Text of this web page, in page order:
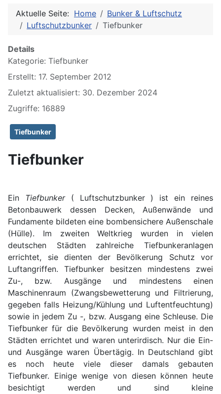
Aktuelle Seite: Home
Bunker & Luftschutz
Luftschutzbunker
Tiefbunker
Details
Kategorie: Tiefbunker
Erstellt: 17. September 2012
Zuletzt aktualisiert: 30. Dezember 2024
Zugriffe: 16889
Tiefbunker
Tiefbunker
Ein Tiefbunker( Luftschutzbunker ) ist ein reines
Betonbauwerk dessen Decken, Außenwände und
Fundamente bildeten eine bombensichere Außenschale
(Hülle). Im zweiten Weltkrieg wurden in vielen
deutschen Städten zahlreiche Tiefbunkeranlagen
errichtet, sie dienten der Bevölkerung Schutz vor
Luftangriffen. Tiefbunker besitzen mindestens zwei
Zu-, bzw. Ausgänge und mindestens einen
Maschinenraum (Zwangsbewetterung und Filtrierung,
gegeben falls Heizung/Kühlung und Luftentfeuchtung)
sowie in jedem Zu -, bzw. Ausgang eine Schleuse. Die
Tiefbunker für die Bevölkerung wurden meist in den
Städten errichtet und waren unterirdisch. Nur die Ein-
und Ausgänge waren Übertägig. In Deutschland gibt
es noch heute viele dieser damals gebauten
Tiefbunker. Einige wenige von diesen können heute
besichtigt werden und sind kleine